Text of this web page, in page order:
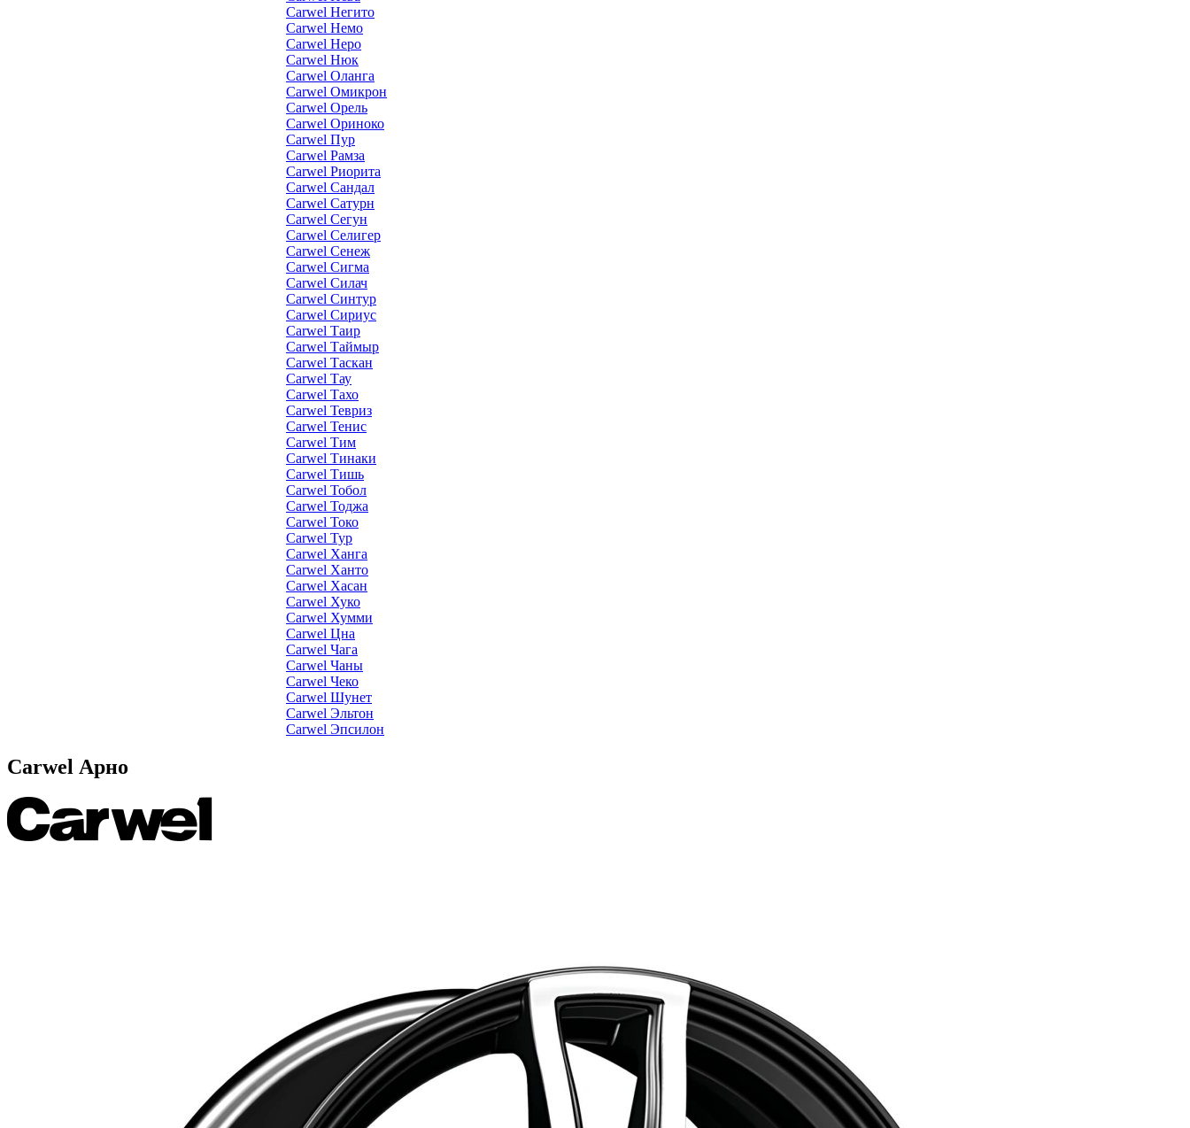
Carwel Негито
Carwel Немо
Carwel Неро
Carwel Нюк
Carwel Оланга
Carwel Омикрон
Carwel Орель
Carwel Ориноко
Carwel Пур
Carwel Рамза
Carwel Риорита
Carwel Сандал
Carwel Сатурн
Carwel Сегун
Carwel Селигер
Carwel Сенеж
Carwel Сигма
Carwel Силач
Carwel Синтур
Carwel Сириус
Carwel Таир
Carwel Таймыр
Carwel Таскан
Carwel Тау
Carwel Тахо
Carwel Тевриз
Carwel Тенис
Carwel Тим
Carwel Тинаки
Carwel Тишь
Carwel Тобол
Carwel Тоджа
Carwel Токо
Carwel Тур
Carwel Ханга
Carwel Ханто
Carwel Хасан
Carwel Хуко
Carwel Хумми
Carwel Цна
Carwel Чага
Carwel Чаны
Carwel Чеко
Carwel Шунет
Carwel Эльтон
Carwel Эпсилон
Carwel Арно